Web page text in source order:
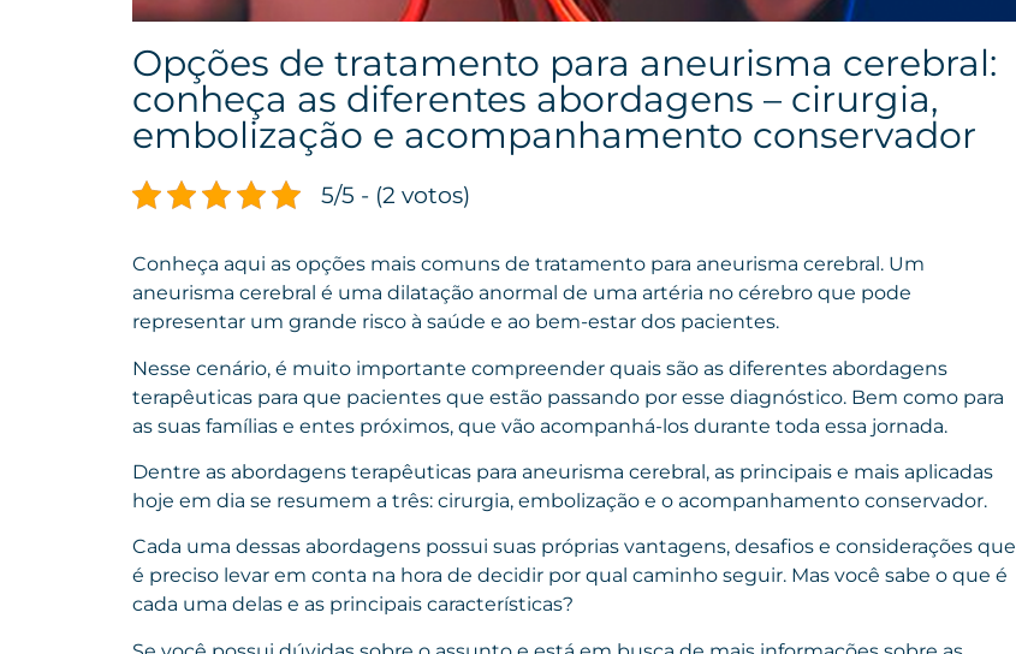
Opções de tratamento para aneurisma cerebral:
conheça as diferentes abordagens – cirurgia,
embolização e acompanhamento conservador
5/5 - (2 votos)
Conheça aqui as opções mais comuns de tratamento para aneurisma cerebral. Um
aneurisma cerebral é uma dilatação anormal de uma artéria no cérebro que pode
representar um grande risco à saúde e ao bem-estar dos pacientes.
Nesse cenário, é muito importante compreender quais são as diferentes abordagens
terapêuticas para que pacientes que estão passando por esse diagnóstico. Bem como para
as suas famílias e entes próximos, que vão acompanhá-los durante toda essa jornada.
Dentre as abordagens terapêuticas para aneurisma cerebral, as principais e mais aplicadas
hoje em dia se resumem a três: cirurgia, embolização e o acompanhamento conservador.
Cada uma dessas abordagens possui suas próprias vantagens, desafios e considerações que
é preciso levar em conta na hora de decidir por qual caminho seguir. Mas você sabe o que é
cada uma delas e as principais características?